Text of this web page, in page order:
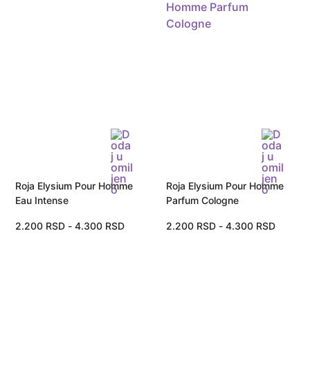
Roja Elysium Pour Homme
Eau Intense
2.200 RSD -4.300 RSD
Roja Elysium Pour Homme
Parfum Cologne
2.200 RSD- 4.300 RSD